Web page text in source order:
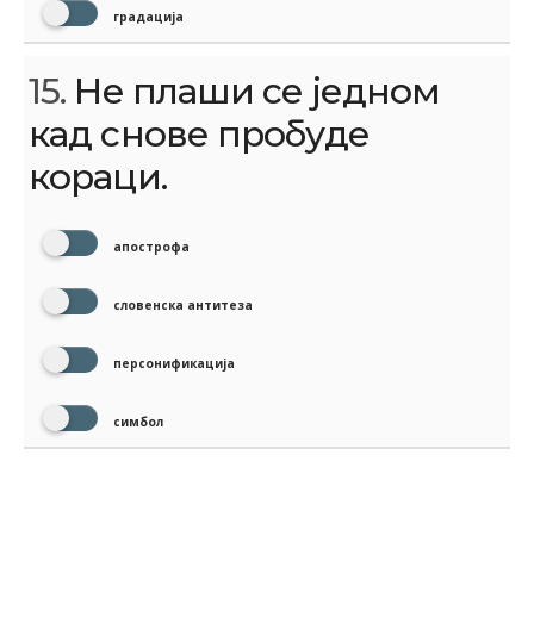
градација
15. Не плаши се једном
кад снове пробуде
кораци.
апострофа
словенска антитеза
персонификација
симбол